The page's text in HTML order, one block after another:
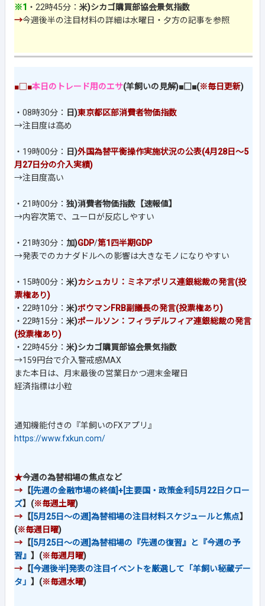
※1 ・22時45分： 米)シカゴ購買部協会景気指数
→今週後半の注目材料の詳細は水曜日・夕方の記事を参照
■□■本日のトレード用のエサ(羊飼いの見解)■□■(※毎日更新)
・08時30分： 日)東京都区部消費者物価指数
→注目度は高め
・19時00分： 日)外国為替平衡操作実施状況の公表(4月28日～5
月27日分の介入実績)
→注目度高い
・21時00分： 独)消費者物価指数【速報値】
→内容次第で、ユーロが反応しやすい
・21時30分： 加)GDP/第1四半期GDP
→発表でのカナダドルへの影響は大きなモノになりやすい
・15時00分： 米)カシュカリ：ミネアポリス連銀総裁の発言(投
票権あり)
・22時10分： 米)ボウマンFRB副議長の発言(投票権あり)
・22時15分： 米)ポールソン：フィラデルフィア連銀総裁の発言
(投票権あり)
・22時45分： 米)シカゴ購買部協会景気指数
→159円台で介入警戒感MAX
また本日は、月末最後の営業日かつ週末金曜日
経済指標は小粒
通知機能付きの『羊飼いのFXアプリ』
https://www.fxkun.com/
★今週の為替相場の焦点など
→ 【[先週の金融市場の終値]+[主要国・政策金利]5月22日クロー
ズ】(※毎週土曜)
→ 【[5月25日～の週]為替相場の注目材料スケジュールと焦点】
(※毎週日曜)
→ 【[5月25日～の週]為替相場の『先週の復習』と『今週の予
習』 】(※毎週月曜)
→ 【[今週後半]発表の注目イベントを厳選して「羊飼い秘蔵デー
タ」 】(※毎週水曜)